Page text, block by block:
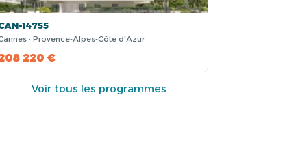
14755
· Provence-Alpes-Côte d'Azur
220 €
Voir tous les programmes